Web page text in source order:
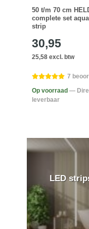
50 t/m 70 cm
complete set
strip
30,95
25,58 excl. btw
7
Op voorraad —
leverbaar
LED